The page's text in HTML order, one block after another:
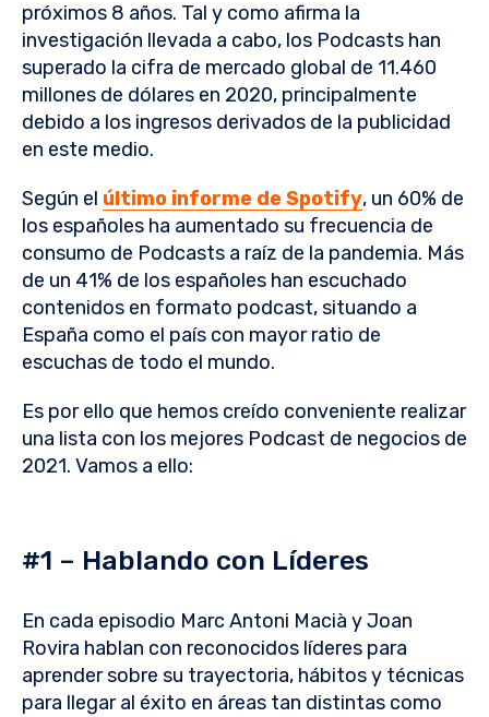
próximos 8 años. Tal y como afirma la
investigación llevada a cabo, los Podcasts han
superado la cifra de mercado global de 11.460
millones de dólares en 2020, principalmente
debido a los ingresos derivados de la publicidad
en este medio.
Según el último informe de Spotify, un 60% de
los españoles ha aumentado su frecuencia de
consumo de Podcasts a raíz de la pandemia. Más
de un 41% de los españoles han escuchado
contenidos en formato podcast, situando a
España como el país con mayor ratio de
escuchas de todo el mundo.
Es por ello que hemos creído conveniente realizar
una lista con los mejores Podcast de negocios de
2021. Vamos a ello:
#1 – Hablando con Líderes
En cada episodio Marc Antoni Macià y Joan
Rovira hablan con reconocidos líderes para
aprender sobre su trayectoria, hábitos y técnicas
para llegar al éxito en áreas tan distintas como